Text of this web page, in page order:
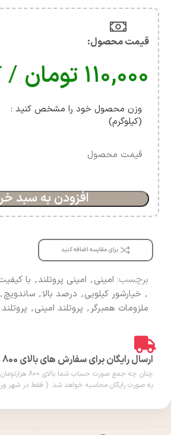
قیمت محصول:​
۱۱۰,۰۰۰ تومان /
وزن محصول خود را مشخص کنید :
(کیلوگرم)
قیمت محصول
افزودن به سبد
برای مقایسه اضافه کنید
برچسب: امینی, امینی پروتلند, با
, خیارشور کیلویی, درصد بالا, ساندویچ,
ملزومات همبرگر, پروتلند امینی,
ارسال رایگان برای سفارش های بالای 800 هزار تومان
چنان چه جمع صورت
به صورت رایگان محاسبه خواهد شد. ( فقط در شهر